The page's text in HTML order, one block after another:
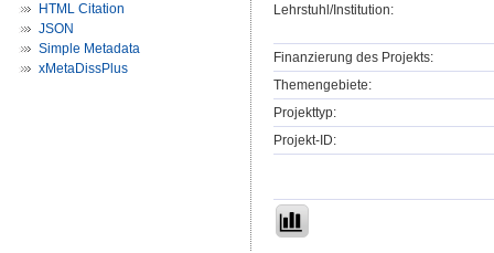
HTML Citation
JSON
Simple Metadata
xMetaDissPlus
Lehrstuhl/Institution:
Finanzierung des Projekts:
Themengebiete:
Projekttyp:
Projekt-ID: